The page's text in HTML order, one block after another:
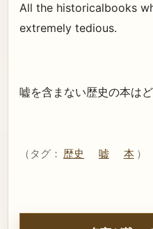
All the historicalbooks
extremely tedious.
嘘を含まない歴史の本は
（タグ： 歴史 嘘 本 ）